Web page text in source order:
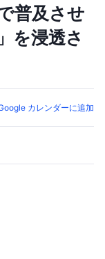
普及させ
を浸透さ
カレンダーに追加